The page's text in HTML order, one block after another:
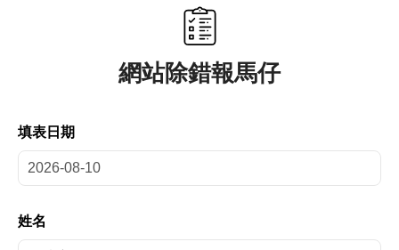
網站除錯報馬仔
填表日期
姓名